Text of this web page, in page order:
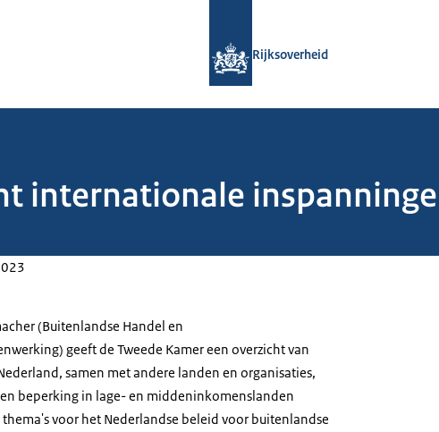
Rijksoverheid
internationale
(Buitenlandse Handel en
geeft de Tweede Kamer een overzicht van
samen met andere landen en organisaties,
beperking in lage- en middeninkomenslanden
voor het Nederlandse beleid voor buitenlandse